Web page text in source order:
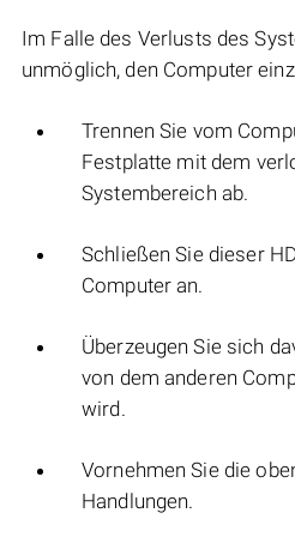
Im Falle des Verlusts des
unmöglich, den Computer
Trennen Sie vom
Festplatte mit dem
Systembereich ab.
Schließen Sie dieser
Computer an.
Überzeugen Sie sich
von dem anderen
wird.
Vornehmen Sie die
Handlungen.